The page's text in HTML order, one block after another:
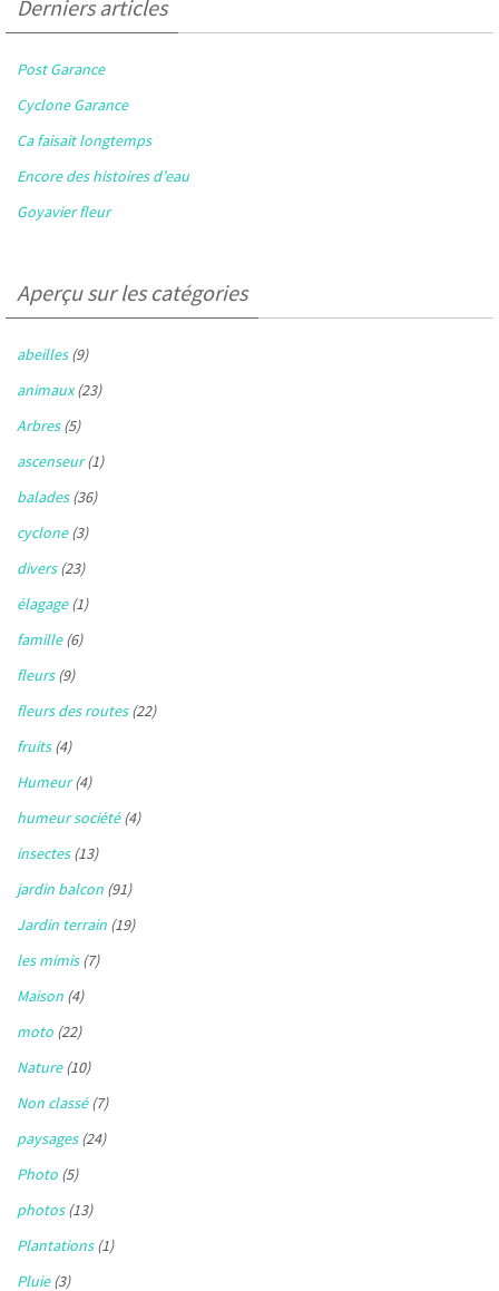
Derniers articles
Post Garance
Cyclone Garance
Ca faisait longtemps
Encore des histoires d’eau
Goyavier fleur
Aperçu sur les catégories
abeilles(9)
animaux(23)
Arbres(5)
ascenseur(1)
balades(36)
cyclone(3)
divers(23)
élagage(1)
famille(6)
fleurs(9)
fleurs des routes(22)
fruits(4)
Humeur(4)
humeur société(4)
insectes(13)
jardin balcon (91)
Jardin terrain (19)
les mimis(7)
Maison (4)
moto (22)
Nature(10)
Non classé(7)
paysages(24)
Photo (5)
photos(13)
Plantations(1)
Pluie(3)